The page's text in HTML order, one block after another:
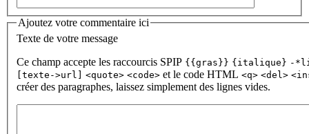
Ajoutez votre commentaire ici
Texte de votre message
Ce champ accepte les raccourcis SPIP {{gras}} {italique} -
[texte->url]
<quote> <code> et le code HTML <q> <del>
créer des paragraphes, laissez simplement des lignes vides.